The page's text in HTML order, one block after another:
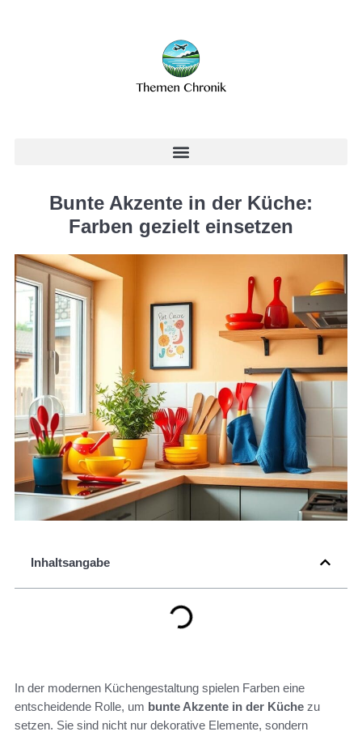
Bunte Akzente in der Küche:
Farben gezielt einsetzen
Inhaltsangabe
In der modernen Küchengestaltung spielen Farben eine
entscheidende Rolle, um bunte Akzente in der Küche zu
setzen. Sie sind nicht nur dekorative Elemente, sondern